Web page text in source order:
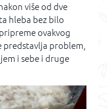
više od dve
hleba bez bilo
ovakvog
predstavlja problem,
i sebe i druge